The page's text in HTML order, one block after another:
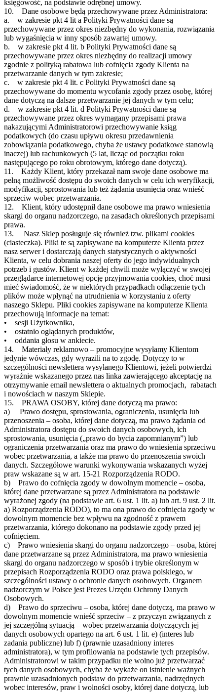
księgowość, na podstawie odrębnej umowy.
10. Dane osobowe będą przechowywane przez Administratora:
a. w zakresie pkt 4 lit a Polityki Prywatności dane są
przechowywane przez okres niezbędny do wykonania, rozwiązania
lub wygaśnięcia w inny sposób zawartej umowy.
b. w zakresie pkt 4 lit. b Polityki Prywatności dane są
przechowywane przez okres niezbędny do realizacji umowy
zgodnie z polityką rabatowa lub cofnięcia zgody Klienta na
przetwarzanie danych w tym zakresie;
c. w zakresie pkt 4 lit. c Polityki Prywatności dane są
przechowywane do momentu wycofania zgody przez osobę, której
dane dotyczą na dalsze przetwarzanie jej danych w tym celu;
d. w zakresie pkt 4 lit. d Polityki Prywatności dane są
przechowywane przez okres wymagany przepisami prawa
nakazującymi Administratorowi przechowywanie ksiąg
podatkowych (do czasu upływu okresu przedawnienia
zobowiązania podatkowego, chyba że ustawy podatkowe stanowią
inaczej) lub rachunkowych (5 lat, licząc od początku roku
następującego po roku obrotowym, którego dane dotyczą).
11. Każdy Klient, który przekazał nam swoje dane osobowe ma
pełną możliwość dostępu do swoich danych w celu ich weryfikacji,
modyfikacji, sprostowania lub też żądania usunięcia oraz wnieść
sprzeciw wobec przetwarzania.
12. Klient, który udostępnił dane osobowe ma prawo wniesienia
skargi do organu nadzorczego, na zasadach określonych przepisami
prawa.
13. Nasz Sklep posługuje się również tzw. plikami cookies
(ciasteczka). Pliki te są zapisywane na komputerze Klienta przez
nasz serwer i dostarczają danych statystycznych o aktywności
Klienta, w celu dobrania naszej oferty do jego indywidualnych
potrzeb i gustów. Klient w każdej chwili może wyłączyć w swojej
przeglądarce internetowej opcję przyjmowania cookies, choć musi
mieć świadomość, że w niektórych przypadkach odłączenie tych
plików może wpłynąć na utrudnienia w korzystaniu z oferty
naszego Sklepu. Pliki cookies zapisywane na komputerze Klienta
przechowują informacje na temat:
• sesji Użytkownika,
• ostatnio oglądanych produktów,
• oddania głosu w ankiecie.
14. Materiały reklamowo – promocyjne wysyłamy Klientom
jedynie wówczas, gdy wyrazili na to zgodę. Dotyczy to w
szczególności newslettera wysyłanego Klientowi, jeżeli potwierdzi
wyraźnie wskazanego przez nas linka zawierającego akceptację na
otrzymywanie email newslettera o aktualnych promocjach, rabatach
i nowościach w naszym Sklepie.
15. PRAWA OSOBY, której dane dotyczą ma prawo:
a) Prawo dostępu, sprostowania, ograniczenia, usunięcia lub
przenoszenia – osoba, której dane dotyczą, ma prawo żądania od
Administratora dostępu do swoich danych osobowych, ich
sprostowania, usunięcia („prawo do bycia zapomnianym”) lub
ograniczenia przetwarzania oraz ma prawo do wniesienia sprzeciwu
wobec przetwarzania, a także ma prawo do przenoszenia swoich
danych. Szczegółowe warunki wykonywania wskazanych wyżej
praw wskazane są w art. 15-21 Rozporządzenia RODO.
b) Prawo do cofnięcia zgody w dowolnym momencie – osoba,
której dane przetwarzane są przez Administratora na podstawie
wyrażonej zgody (na podstawie art. 6 ust. 1 lit. a) lub art. 9 ust. 2 lit.
a) Rozporządzenia RODO), to ma ona prawo do cofnięcia zgody w
dowolnym momencie bez wpływu na zgodność z prawem
przetwarzania, którego dokonano na podstawie zgody przed jej
cofnięciem.
c) Prawo wniesienia skargi do organu nadzorczego – osoba, której
dane przetwarzane są przez Administratora, ma prawo wniesienia
skargi do organu nadzorczego w sposób i trybie określonym w
przepisach Rozporządzenia RODO oraz prawa polskiego, w
szczególności ustawy o ochronie danych osobowych. Organem
nadzorczym w Polsce jest Prezes Urzędu Ochrony Danych
Osobowych.
d) Prawo do sprzeciwu – osoba, której dane dotyczą, ma prawo w
dowolnym momencie wnieść sprzeciw – z przyczyn związanych z
jej szczególną sytuacją – wobec przetwarzania dotyczących jej
danych osobowych opartego na art. 6 ust. 1 lit. e) (interes lub
zadania publiczne) lub f) (prawnie uzasadniony interes
administratora), w tym profilowania na podstawie tych przepisów.
Administratorowi w takim przypadku nie wolno już przetwarzać
tych danych osobowych, chyba że wykaże on istnienie ważnych
prawnie uzasadnionych podstaw do przetwarzania, nadrzędnych
wobec interesów, praw i wolności osoby, której dane dotyczą, lub